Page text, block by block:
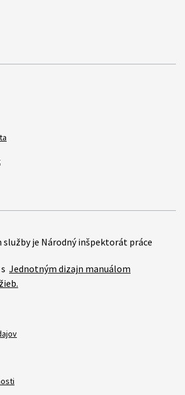
je Národný inšpektorát práce
Jednotným dizajn manuálom